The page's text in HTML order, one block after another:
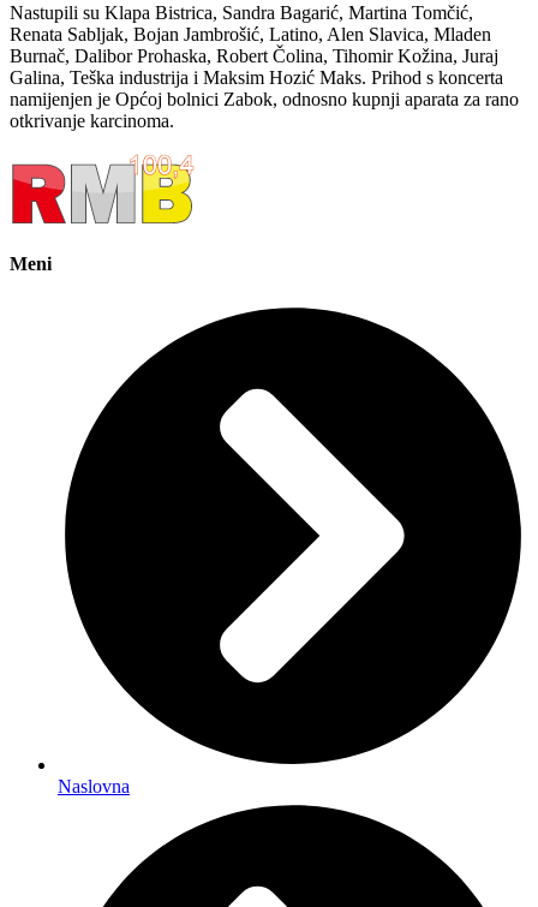
Nastupili su Klapa Bistrica, Sandra Bagarić, Martina Tomčić,
Renata Sabljak, Bojan Jambrošić, Latino, Alen Slavica, Mladen
Burnač, Dalibor Prohaska, Robert Čolina, Tihomir Kožina, Juraj
Galina, Teška industrija i Maksim Hozić Maks. Prihod s koncerta
namijenjen je Općoj bolnici Zabok, odnosno kupnji aparata za rano
otkrivanje karcinoma.
Meni
Naslovna